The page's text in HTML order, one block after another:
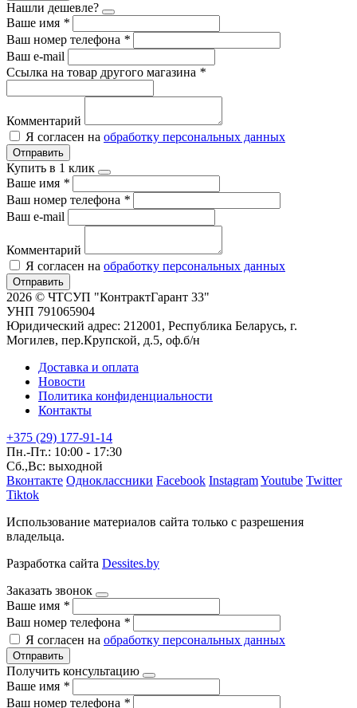
Нашли дешевле?
Ваше имя *
Ваш номер телефона *
Ваш e-mail
Ссылка на товар другого магазина *
Комментарий
Я согласен на обработку персональных данных
Отправить
Купить в 1 клик
Ваше имя *
Ваш номер телефона *
Ваш e-mail
Комментарий
Я согласен на обработку персональных данных
Отправить
2026 © ЧТСУП "КонтрактГарант 33"
УНП 791065904
Юридический адрес: 212001, Республика Беларусь, г.
Могилев, пер.Крупской, д.5, оф.б/н
Доставка и оплата
Новости
Политика конфиденциальности
Контакты
+375 (29) 177-91-14
Пн.-Пт.: 10:00 - 17:30
Сб.,Вс: выходной
Вконтакте Одноклассники Facebook InstagramYoutube Twitter
Tiktok
Использование материалов сайта только с разрешения
владельца.
Разработка сайта Dessites.by
Заказать звонок
Ваше имя *
Ваш номер телефона *
Я согласен на обработку персональных данных
Отправить
Получить консультацию
Ваше имя *
Ваш номер телефона *